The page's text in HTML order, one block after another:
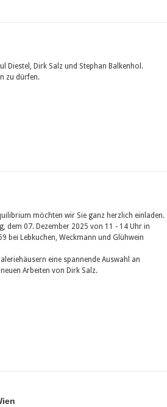
Diestel, Dirk Salz und Stephan Balkenhol.
zu dürfen.
möchten wir Sie ganz herzlich einladen.
dem 07. Dezember 2025 von 11 - 14 Uhr in
bei Lebkuchen, Weckmann und Glühwein
eine spannende Auswahl an
Arbeiten von Dirk Salz.